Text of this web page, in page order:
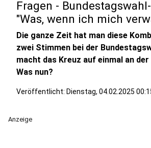
Fragen -
"Was, wenn ich mich
Die ganze Zeit hat man diese
zwei Stimmen bei der
macht das Kreuz auf einmal an
Was nun?
Veröffentlicht: Dienstag, 04.02.2025
Anzeige